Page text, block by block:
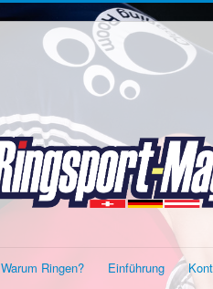
Warum Ringen? Einführung